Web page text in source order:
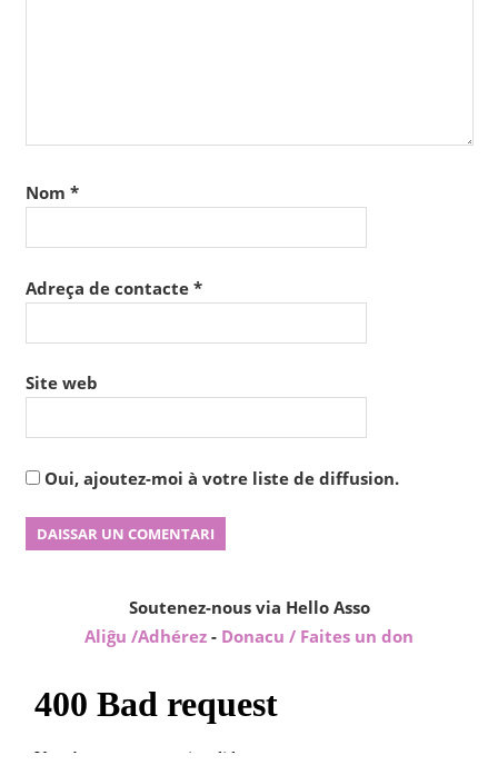
Nom *
Adreça de contacte *
Site web
Oui, ajoutez-moi à votre liste de diffusion.
Soutenez-nous via Hello Asso
Aliĝu /Adhérez - Donacu / Faites un don